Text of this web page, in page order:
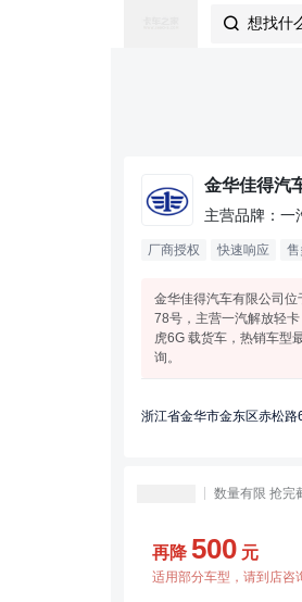
 想找什
金华佳得汽
主营品牌：一
厂商授权 快速响应
金华佳得汽车有限公司
78号，主营一汽解放轻卡
虎6G 载货车，热销车型
询。
浙江省金华市金东区赤松路
数量有限 抢完
再降 500 元
适用部分车型，请到店咨